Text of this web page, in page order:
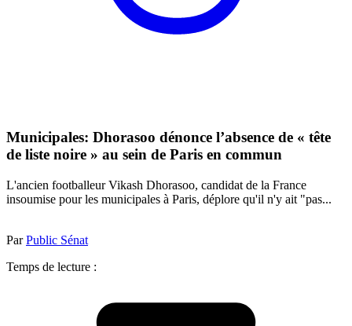
Municipales: Dhorasoo dénonce l’absence de « tête
de liste noire » au sein de Paris en commun
L'ancien footballeur Vikash Dhorasoo, candidat de la France
insoumise pour les municipales à Paris, déplore qu'il n'y ait "pas...
ParPublic Sénat
Temps de lecture :